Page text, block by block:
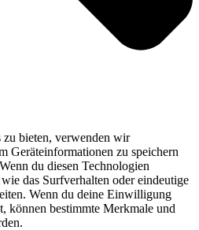
bieten, verwenden wir
Geräteinformationen zu speichern
du diesen Technologien
das Surfverhalten oder eindeutige
Wenn du deine Einwilligung
können bestimmte Merkmale und